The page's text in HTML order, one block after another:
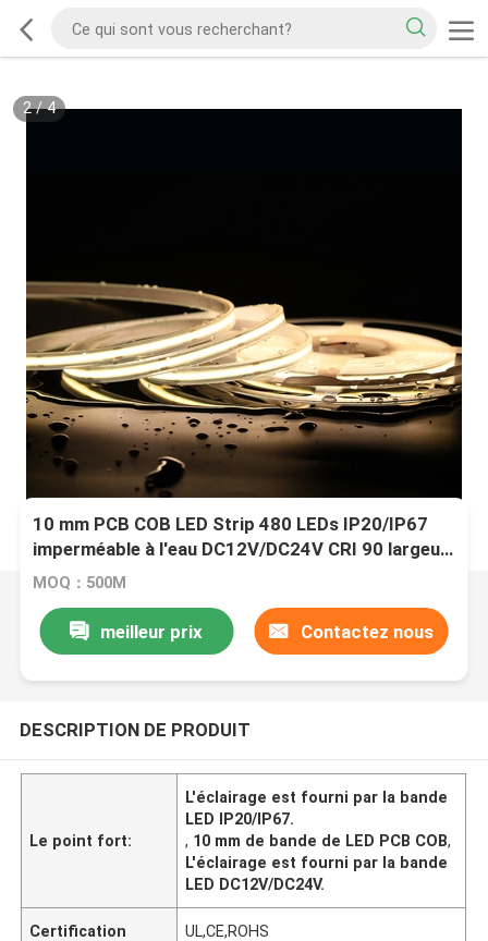
2/4
10 mm PCB COB LED Strip 480 LEDs IP20/IP67
imperméable à l'eau DC12V/DC24V CRI 90 largeur
de PCB de 8 mm
MOQ：500M
meilleur prix Contactez nous
DESCRIPTION DE PRODUIT
Le point fort:
L'éclairage est fourni par la bande
LED IP20/IP67.
, 10 mm de bande de LED PCB COB,
L'éclairage est fourni par la bande
LED DC12V/DC24V.
Certification UL,CE,ROHS